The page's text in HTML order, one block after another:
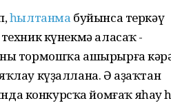
һылтанма буйынса теркәү
күнекмә аласаҡ -
тормошҡа ашырырға
күҙаллана. Ә аҙаҡтан
конкурсҡа йомғаҡ яһау